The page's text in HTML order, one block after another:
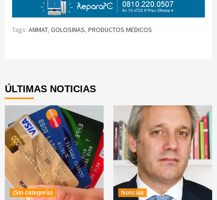
Tags: ANMAT, GOLOSINAS, PRODUCTOS MEDICOS
ÚLTIMAS NOTICIAS
(Sin categoría) Noticias